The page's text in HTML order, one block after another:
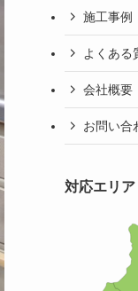
施工事例
よくある
会社概要
お問い合
対応エリア